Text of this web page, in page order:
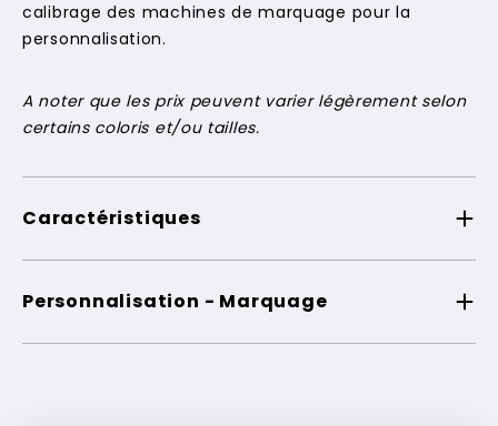
calibrage des machines de marquage pour la
personnalisation.
A noter que les prix peuvent varier légèrement selon
certains coloris et/ou tailles.
Caractéristiques
Personnalisation - Marquage